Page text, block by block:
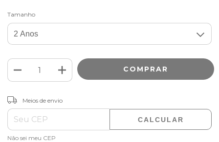
Tamanho
Entregas para o CEP:
Meios de envio
CALCULAR
Não sei meu CEP